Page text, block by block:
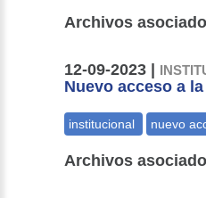
Archivos
12-09-2023 |
Nuevo acceso a
Archivos